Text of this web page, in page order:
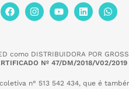
como DISTRIBUIDORA POR
Nº 47/DM/2018/V02/2019
n° 513 542 434, que é